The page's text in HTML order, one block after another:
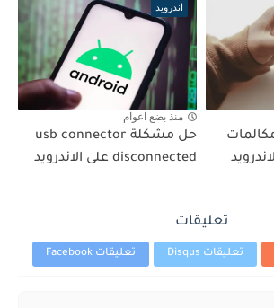
اندرويد
منذ بضع اعوام
حل مشكلة usb connector
disconnected على الاندرويد
تعليقات
تعليقات Disqus تعليقات Facebook